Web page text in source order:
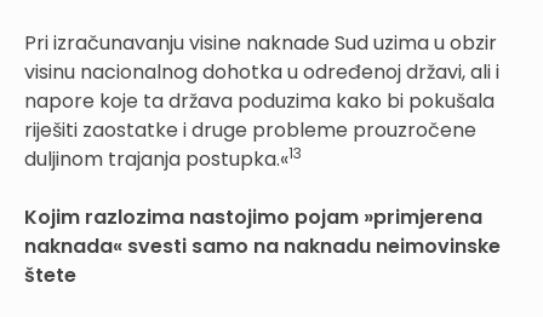
Pri izračunavanju visine naknade Sud uzima u obzir
visinu nacionalnog dohotka u određenoj državi, ali i
napore koje ta država poduzima kako bi pokušala
riješiti zaostatke i druge probleme prouzročene
duljinom trajanja postupka.«13
Kojim razlozima nastojimo pojam »primjerena
naknada« svesti samo na naknadu neimovinske
štete